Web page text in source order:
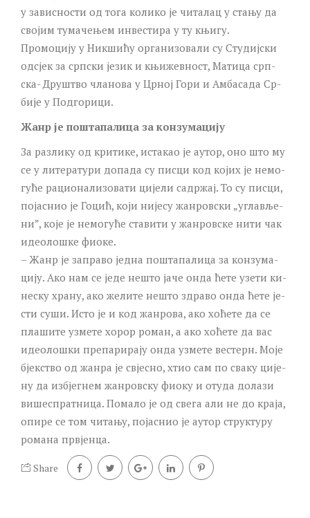
у за­ви­сно­сти од то­га ко­ли­ко је чи­та­лац у ста­њу да
сво­јим ту­ма­че­њем ин­ве­сти­ра у ту књи­гу.
Про­мо­ци­ју у Ник­ши­ћу ор­га­ни­зо­ва­ли су Сту­диј­ски
од­сјек за срп­ски је­зик и књи­жев­ност, Ма­ти­ца срп­
ска- Дру­штво чла­но­ва у Цр­ној Го­ри и Ам­ба­са­да Ср­
би­је у Под­го­ри­ци.
Жа­нр је по­шта­па­ли­ца за кон­зу­ма­ци­ју
За раз­ли­ку од кри­ти­ке, ис­та­као је аутор, оно што му
се у ли­те­ра­ту­ри до­па­да су пи­сци код ко­јих је не­мо­
гу­ће ра­ци­о­на­ли­зо­ва­ти ци­је­ли са­др­жај. То су пи­сци,
по­ја­снио је Го­цић, ко­ји ни­је­су жан­ров­ски „угла­вље­
ни”, ко­је је не­мо­гу­ће ста­ви­ти у жан­ров­ске ни­ти чак
иде­о­ло­шке фи­о­ке.
– Жа­нр је за­пра­во јед­на по­шта­па­ли­ца за кон­зу­ма­
ци­ју. Ако нам се је­де не­што ја­че он­да ће­те узе­ти ки­
не­ску хра­ну, ако же­ли­те не­што здра­во он­да ће­те је­
сти су­ши. Исто је и код жан­ро­ва, ако хо­ће­те да се
пла­ши­те уз­ме­те хо­рор ро­ман, а ако хо­ће­те да вас
иде­о­ло­шки пре­па­ри­ра­ју он­да уз­ме­те ве­стерн. Мо­је
бјек­ство од жан­ра је свје­сно, хтио сам по сва­ку ци­је­
ну да из­бјег­нем жан­ров­ску фи­о­ку и оту­да до­ла­зи
ви­ше­спрат­ни­ца. По­ма­ло је од све­га али не до кра­ја,
опи­ре се том чи­та­њу, по­ја­снио је аутор струк­ту­ру
ро­ма­на пр­вјен­ца.
Share